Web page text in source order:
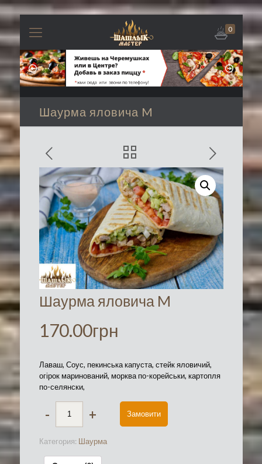
0
Шаурма яловича M
Шаурма яловича M
170.00грн
Лаваш, Соус, пекинська капуста, стейк яловичий,
огірок маринований, морква по-корейськи, картопля
по-селянски,
- + Замовити
Категория: Шаурма